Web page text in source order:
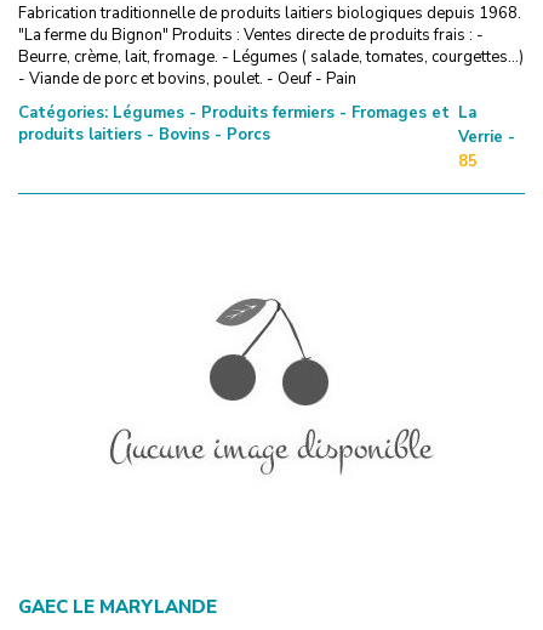
Fabrication traditionnelle de produits laitiers biologiques depuis 1968.
"La ferme du Bignon" Produits : Ventes directe de produits frais : -
Beurre, crème, lait, fromage. - Légumes ( salade, tomates, courgettes...)
- Viande de porc et bovins, poulet. - Oeuf - Pain
Catégories: Légumes - Produits fermiers - Fromages et
produits laitiers - Bovins - Porcs
La
Verrie -
85
GAEC LE MARYLANDE